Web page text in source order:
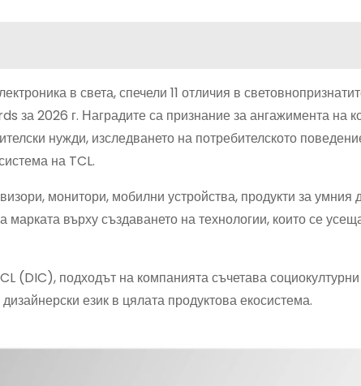
в света, спечели 11 отличия в
2026 г. Наградите са признание за ангажимента на
нужди, изследването на потребителското
на TCL.
монитори, мобилни устройства, продукти за умния
върху създаването на технологии, които се
(DIC), подходът на компанията съчетава
език в цялата продуктова екосистема.